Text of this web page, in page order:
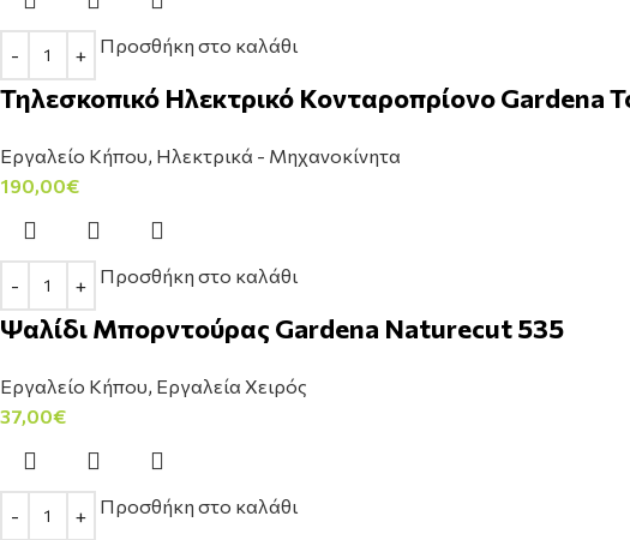
Προσθήκη στο καλάθι
Τηλεσκοπικό Ηλεκτρικό Κονταροπρίονο Gardena
Εργαλείο Κήπου, Ηλεκτρικά - Μηχανοκίνητα
190,00€
Προσθήκη στο καλάθι
Ψαλίδι Μπορντούρας Gardena Naturecut 535
Εργαλείο Κήπου, Εργαλεία Χειρός
37,00€
Προσθήκη στο καλάθι